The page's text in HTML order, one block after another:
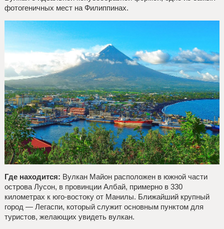
фотогеничных мест на Филиппинах.
Где находится: Вулкан Майон расположен в южной части
острова Лусон, в провинции Албай, примерно в 330
километрах к юго-востоку от Манилы. Ближайший крупный
город — Легаспи, который служит основным пунктом для
туристов, желающих увидеть вулкан.